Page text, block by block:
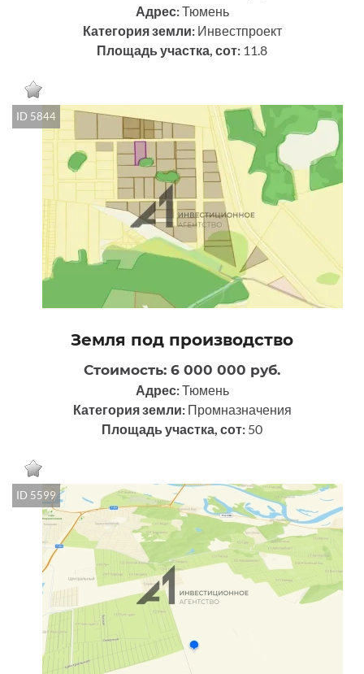
Адрес:Тюмень
Категория земли: Инвестпроект
Площадь участка, сот: 11.8
ID 5844
Земля под производство
Стоимость: 6 000 000 руб.
Адрес:Тюмень
Категория земли: Промназначения
Площадь участка, сот: 50
ID 5599